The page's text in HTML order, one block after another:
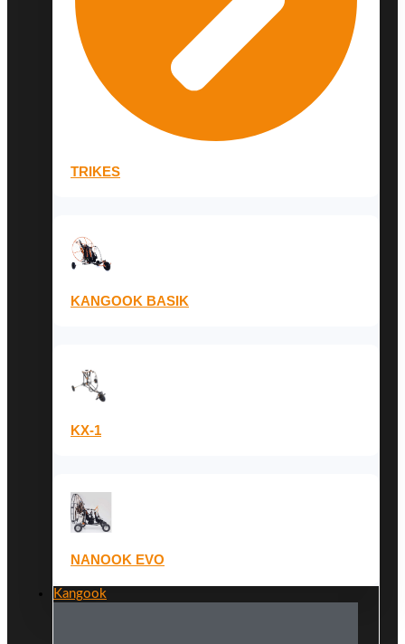
TRIKES
KANGOOK BASIK
KX-1
NANOOK EVO
Kangook